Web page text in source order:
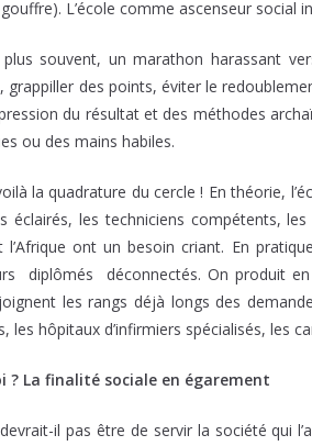
L’école comme ascenseur social
plus souvent, un marathon harassant
grappiller des points, éviter le
du résultat et des méthodes
ou des mains habiles.
la quadrature du cercle ! En théorie,
éclairés, les techniciens compétents,
l’Afrique ont un besoin criant. En
diplômés déconnectés. On produit
les rangs déjà longs des
les hôpitaux d’infirmiers spécialisés, les
? La finalité sociale en égarement
il pas être de servir la société qui